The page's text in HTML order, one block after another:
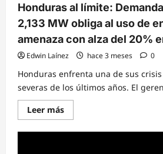
Honduras al límite:
2,133 MW obliga al uso de
amenaza con alza del 20%
Edwin Laínez hace 3 meses 0
Honduras enfrenta una de sus
severas de los últimos años. El
Leer másRead
more
Honduras